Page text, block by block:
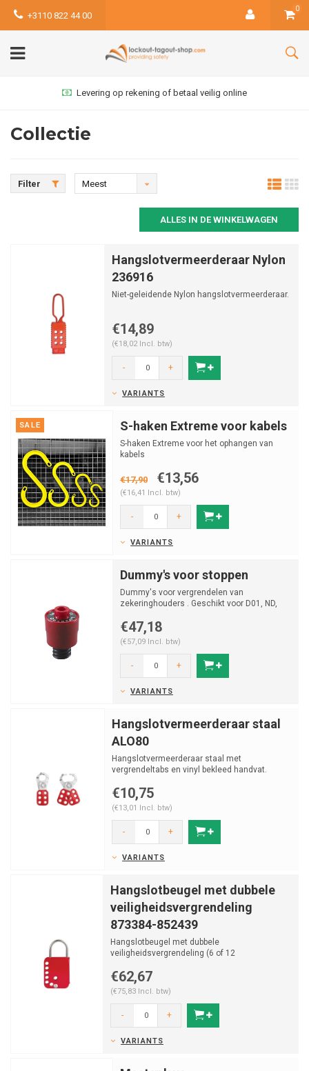
+3110 822 44 00
0
Levering op rekening of betaal veilig online
Collectie
Filter
Meest
ALLES IN DE WINKELWAGEN
Hangslotvermeerderaar Nylon
236916
Niet-geleidende Nylon hangslotvermeerderaar.
€14,89
(€18,02 Incl. btw)
- +
VARIANTS
SALE S-haken Extreme voor kabels
S-haken Extreme voor het ophangen van
kabels
€17,90 €13,56
(€16,41 Incl. btw)
- +
VARIANTS
Dummy's voor stoppen
Dummy's voor vergrendelen van
zekeringhouders . Geschikt voor D01, ND,
€47,18
(€57,09 Incl. btw)
- +
VARIANTS
Hangslotvermeerderaar staal
ALO80
Hangslotvermeerderaar staal met
vergrendeltabs en vinyl bekleed handvat.
€10,75
(€13,01 Incl. btw)
- +
VARIANTS
Hangslotbeugel met dubbele
veiligheidsvergrendeling
873384-852439
Hangslotbeugel met dubbele
veiligheidsvergrendeling (6 of 12
€62,67
(€75,83 Incl. btw)
- +
VARIANTS